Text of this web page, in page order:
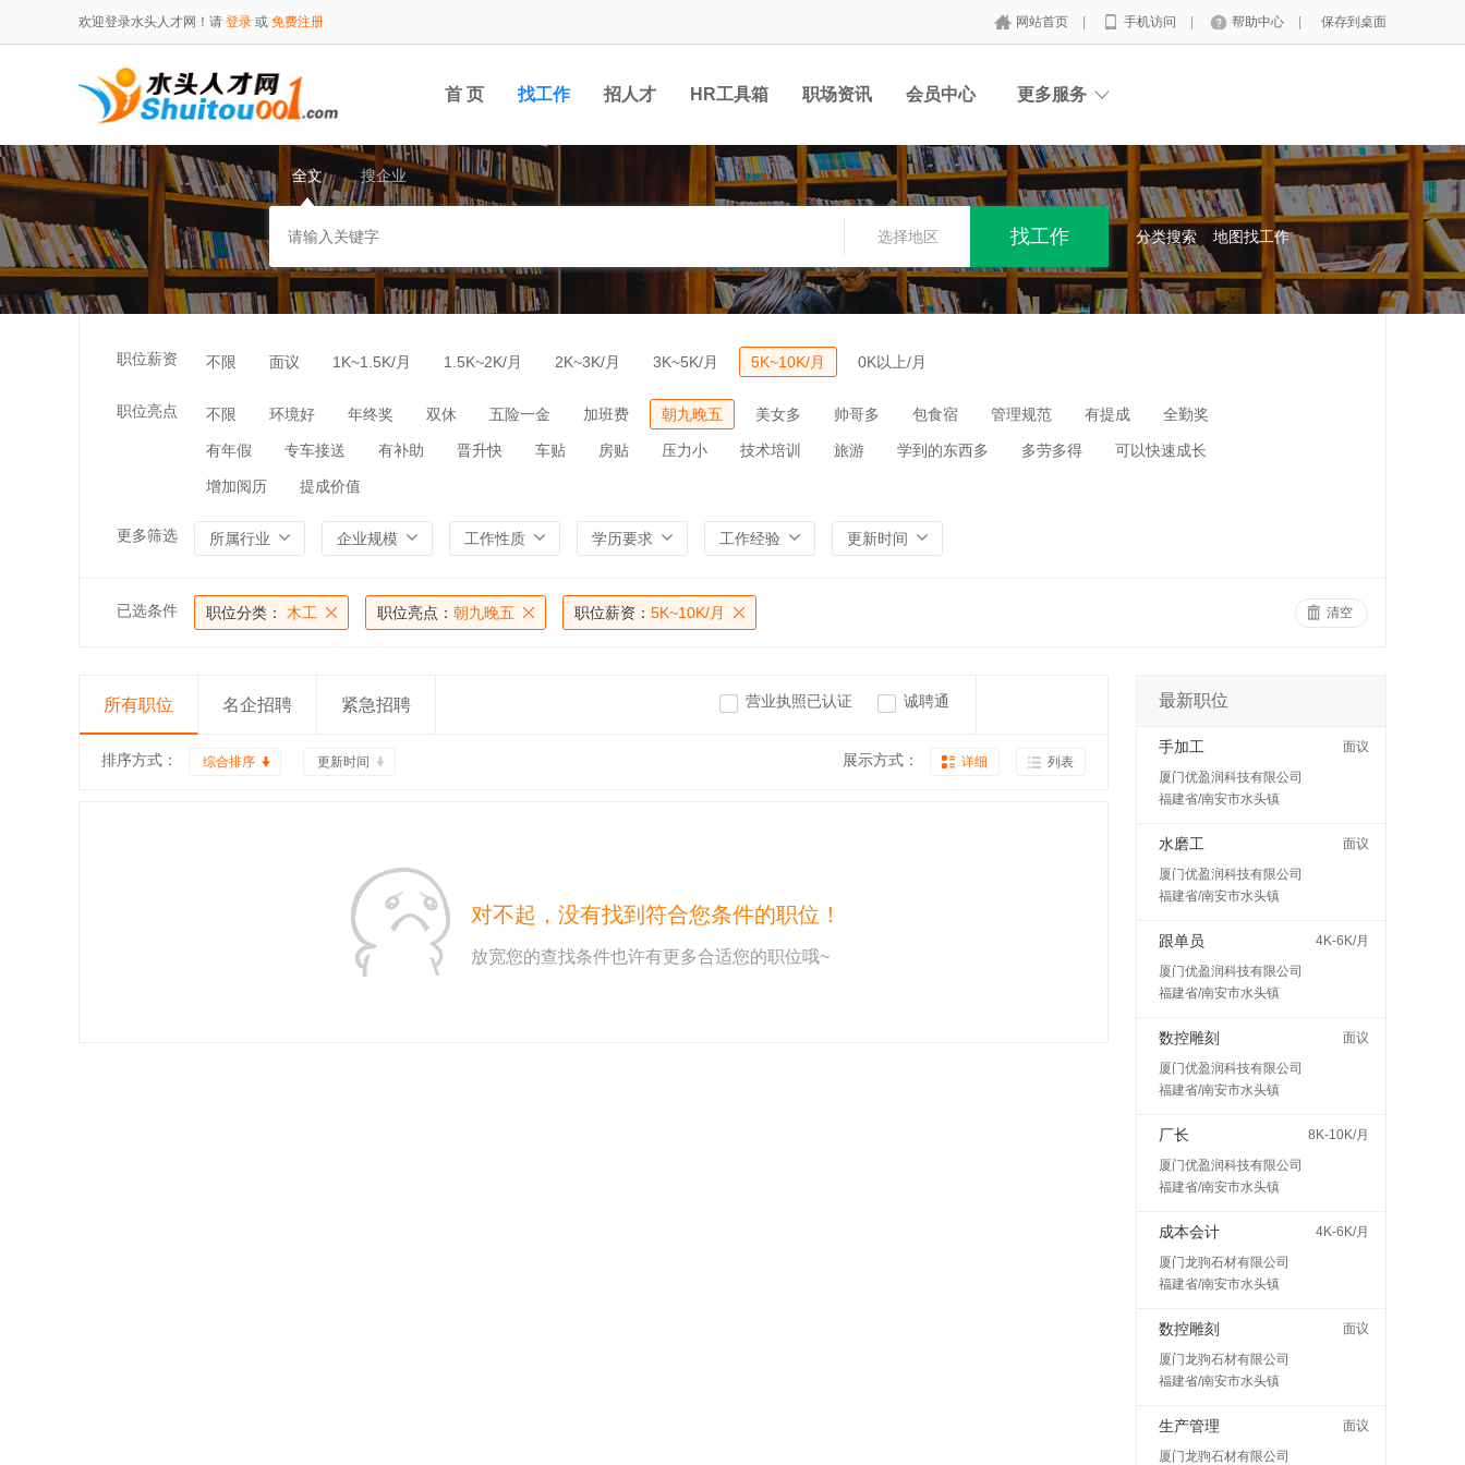
欢迎登录水头人才网！请 登录 或 免费注册 网站首页 手机访问 帮助中心 保存到桌面
首 页 找工作 招人才 HR工具箱 职场资讯 会员中心 更多服务
全文 搜企业
选择地区 分类搜索 地图找工作
职位薪资 不限 面议 1K~1.5K/月 1.5K~2K/月 2K~3K/月 3K~5K/月 5K~10K/月 0K以上/月
职位亮点 不限 环境好 年终奖 双休 五险一金 加班费 朝九晚五 美女多 帅哥多 包食宿 管理规范 有提成 全勤奖
有年假 专车接送 有补助 晋升快 车贴 房贴 压力小 技术培训 旅游 学到的东西多 多劳多得 可以快速成长
增加阅历 提成价值
更多筛选 所属行业 企业规模 工作性质 学历要求 工作经验 更新时间
已选条件 职位分类： 木工 职位亮点： 朝九晚五 职位薪资： 5K~10K/月 清空
所有职位 名企招聘 紧急招聘 营业执照已认证 诚聘通
排序方式： 综合排序 更新时间 展示方式： 详细 列表
对不起，没有找到符合您条件的职位！
放宽您的查找条件也许有更多合适您的职位哦~
最新职位
手加工
面议
厦门优盈润科技有限公司
福建省/南安市水头镇
水磨工
面议
厦门优盈润科技有限公司
福建省/南安市水头镇
跟单员
4K-6K/月
厦门优盈润科技有限公司
福建省/南安市水头镇
数控雕刻
面议
厦门优盈润科技有限公司
福建省/南安市水头镇
厂长
8K-10K/月
厦门优盈润科技有限公司
福建省/南安市水头镇
成本会计
4K-6K/月
厦门龙驹石材有限公司
福建省/南安市水头镇
数控雕刻
面议
厦门龙驹石材有限公司
福建省/南安市水头镇
生产管理
面议
厦门龙驹石材有限公司